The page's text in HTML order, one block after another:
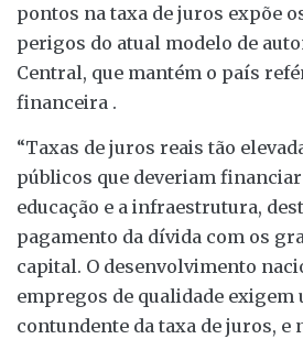
pontos na taxa de juros expõe
perigos do atual modelo de
Central, que mantém o país
financeira .
“Taxas de juros reais tão
públicos que deveriam financiar
educação e a infraestrutura,
pagamento da dívida com os
capital. O desenvolvimento
empregos de qualidade exigem
contundente da taxa de juros, e